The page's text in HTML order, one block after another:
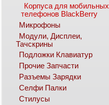
Корпуса для мобильных
телефонов BlackBerry
Микрофоны
Модули, Дисплеи,
Тачскрины
Подложки Клавиатур
Прочие Запчасти
Разъемы Зарядки
Селфи Палки
Стилусы